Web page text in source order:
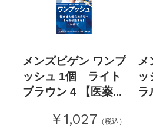
メンズビゲン ワンプ
ッシュ 1個 ライト
ブラウン 4 【医薬...
￥1,027 （税込）
メ
ラ